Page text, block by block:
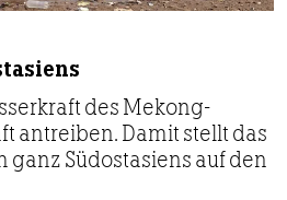
des Mekong-
antreiben. Damit stellt das
ganz Südostasiens auf den